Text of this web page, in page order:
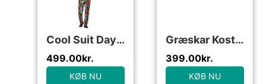
Cool Suit Day of the Dead Kostume
499.00kr.
KØB NU
Græskar Kostume
399.00kr.
KØB NU